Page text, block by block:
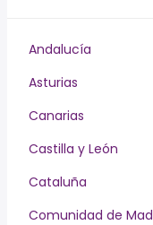
Andalucía
Asturias
Canarias
Castilla y León
Cataluña
Comunidad de